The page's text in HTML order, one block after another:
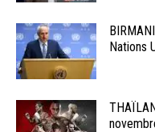
Nations